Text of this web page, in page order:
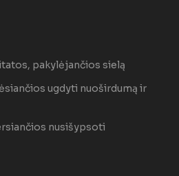
pakylėjančios sielą
ugdyti nuoširdumą ir
nusišypsoti